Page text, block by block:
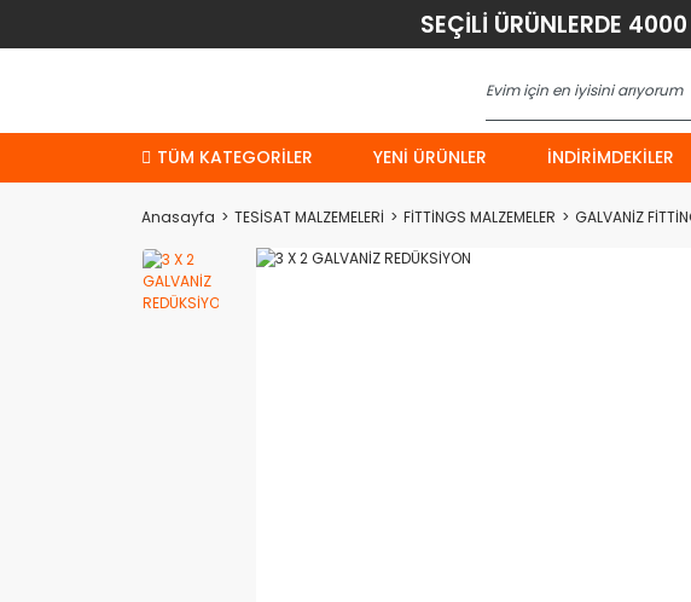
SEÇİLİ ÜRÜNLERDE
TÜM KATEGORİLER YENI ÜRÜNLER İNDIRIMDEKILER
Anasayfa TESİSAT MALZEMELERİ FİTTİNGS MALZEMELER GALVANİZ